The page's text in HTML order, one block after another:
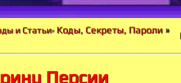
и Статьи» Коды, Секреты, Пароли »
Персии